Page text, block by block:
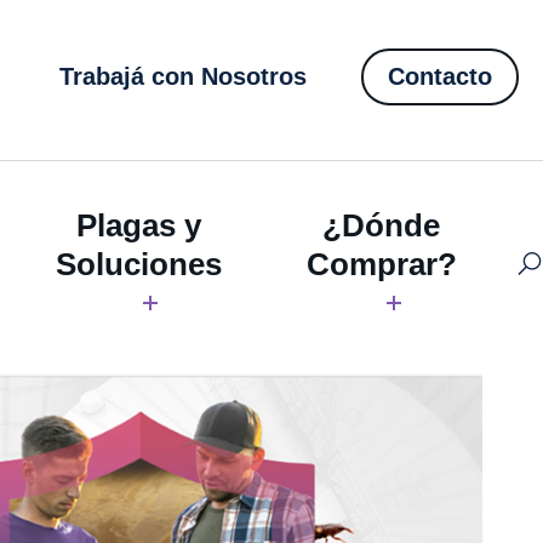
Trabajá con Nosotros Contacto
Plagas y
Soluciones
¿Dónde
Comprar?